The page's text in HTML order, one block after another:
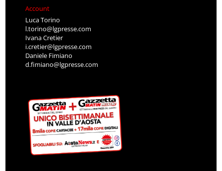
Account
Luca Torino
l.torino@lgpresse.com
Ivana Cretier
i.cretier@lgpresse.com
Daniele Fimiano
d.fimiano@lgpresse.com